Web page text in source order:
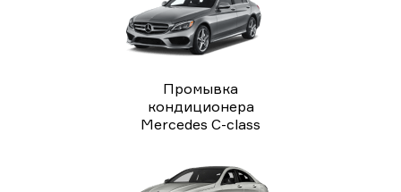
Промывка
кондиционера
Mercedes C-class